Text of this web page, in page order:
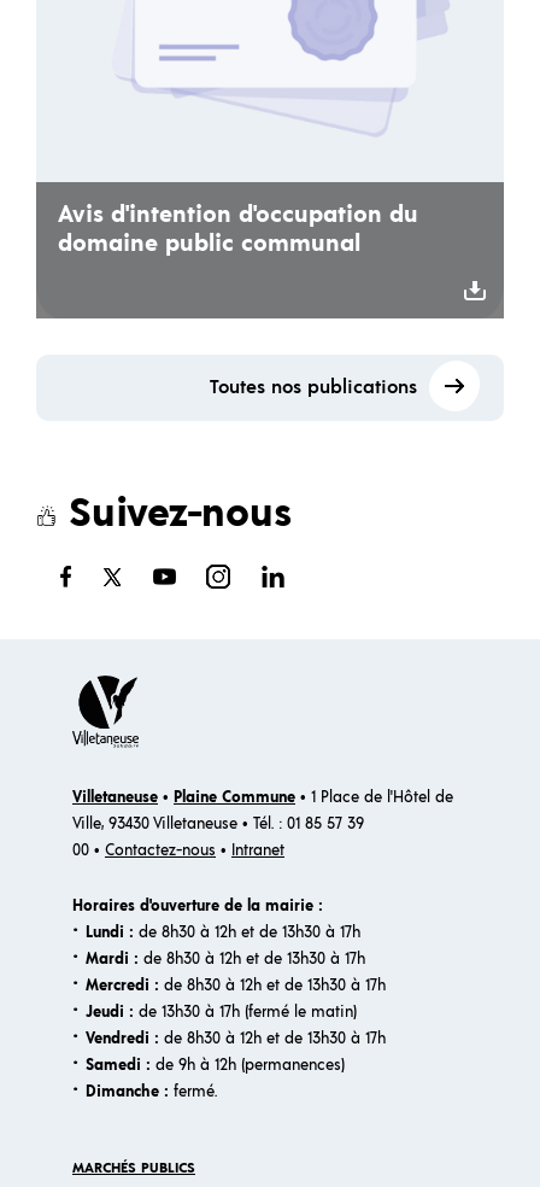
Avis d'intention d'occupation du
domaine public communal
Toutes nos publications
Suivez-nous
Villetaneuse • Plaine Commune • 1 Place de l'Hôtel de
Ville, 93430 Villetaneuse • Tél. : 01 85 57 39
00 • Contactez-nous • Intranet
Horaires d'ouverture de la mairie :
· Lundi : de 8h30 à 12h et de 13h30 à 17h
· Mardi : de 8h30 à 12h et de 13h30 à 17h
· Mercredi : de 8h30 à 12h et de 13h30 à 17h
· Jeudi : de 13h30 à 17h (fermé le matin)
· Vendredi : de 8h30 à 12h et de 13h30 à 17h
· Samedi : de 9h à 12h (permanences)
·​ Dimanche : fermé.
MARCHÉS PUBLICS